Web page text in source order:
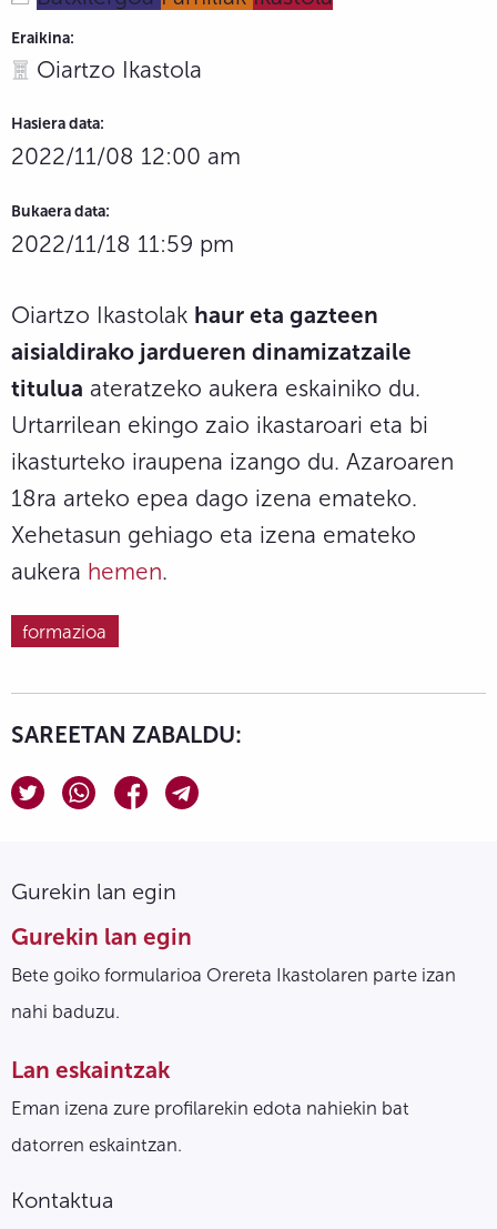
Eraikina:
Oiartzo Ikastola
Hasiera data:
2022/11/08 12:00 am
Bukaera data:
2022/11/18 11:59 pm
Oiartzo Ikastolak haur eta gazteen
aisialdirako jardueren dinamizatzaile
titulua ateratzeko aukera eskainiko du.
Urtarrilean ekingo zaio ikastaroari eta bi
ikasturteko iraupena izango du. Azaroaren
18ra arteko epea dago izena emateko.
Xehetasun gehiago eta izena emateko
aukera hemen.
formazioa
SAREETAN ZABALDU:
Gurekin lan egin
Gurekin lan egin
Bete goiko formularioa Orereta Ikastolaren parte izan
nahi baduzu.
Lan eskaintzak
Eman izena zure profilarekin edota nahiekin bat
datorren eskaintzan.
Kontaktua